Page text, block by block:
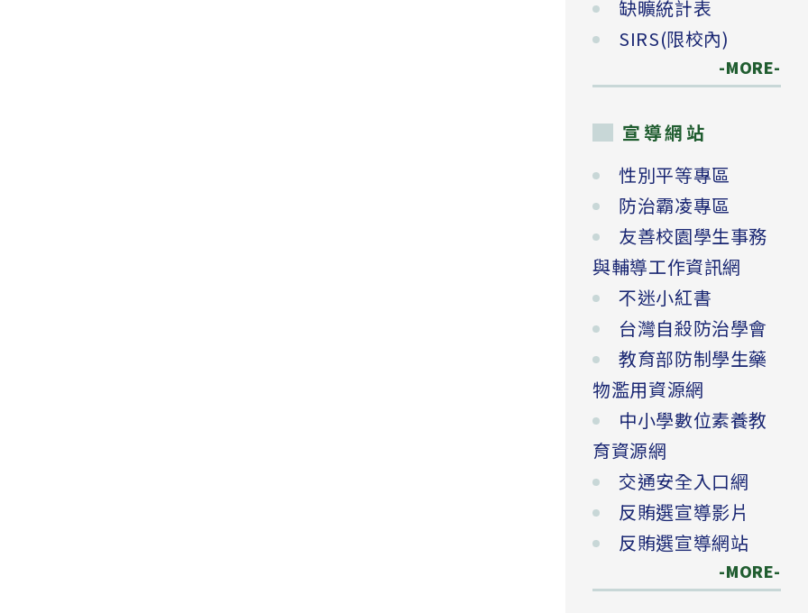
缺曠統計表
SIRS(限校內)
-MORE-
宣導網站
性別平等專區
防治霸凌專區
友善校園學生事務
與輔導工作資訊網
不迷小紅書
台灣自殺防治學會
教育部防制學生藥
物濫用資源網
中小學數位素養教
育資源網
交通安全入口網
反賄選宣導影片
反賄選宣導網站
-MORE-